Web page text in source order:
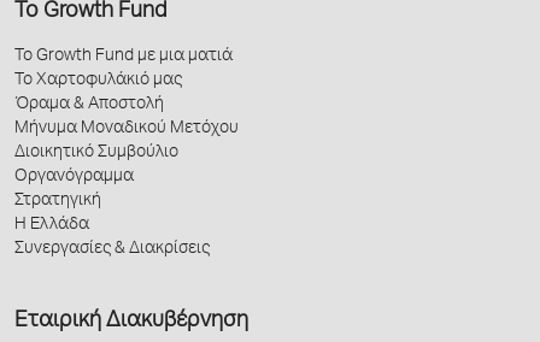
Το Growth Fund
Το Growth Fund με μια ματιά
Το Χαρτοφυλάκιό μας
Όραμα & Αποστολή
Μήνυμα Μοναδικού Μετόχου
Διοικητικό Συμβούλιο
Οργανόγραμμα
Στρατηγική
Η Ελλάδα
Συνεργασίες & Διακρίσεις
Εταιρική Διακυβέρνηση